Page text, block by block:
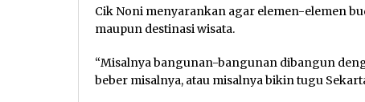
Cik Noni menyarankan agar elemen-elemen
maupun destinasi wisata.
“Misalnya bangunan-bangunan dibangun
beber misalnya, atau misalnya bikin tugu